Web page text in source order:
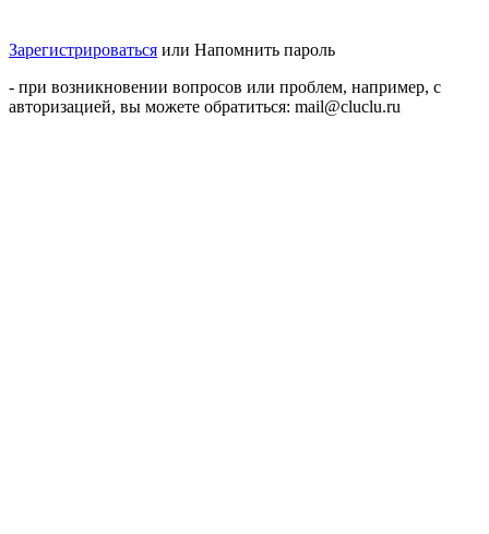
Зарегистрироваться или Напомнить пароль
- при возникновении вопросов или проблем, например, с
авторизацией, вы можете обратиться: mail@cluclu.ru